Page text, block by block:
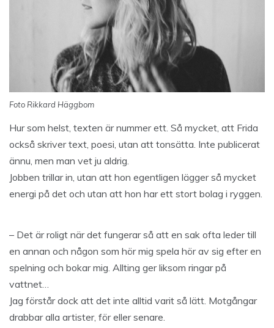
Foto Rikkard Häggbom
Hur som helst, texten är nummer ett. Så mycket, att Frida
också skriver text, poesi, utan att tonsätta. Inte publicerat
ännu, men man vet ju aldrig.
Jobben trillar in, utan att hon egentligen lägger så mycket
energi på det och utan att hon har ett stort bolag i ryggen.
– Det är roligt när det fungerar så att en sak ofta leder till
en annan och någon som hör mig spela hör av sig efter en
spelning och bokar mig. Allting ger liksom ringar på
vattnet…
Jag förstår dock att det inte alltid varit så lätt. Motgångar
drabbar alla artister, för eller senare.